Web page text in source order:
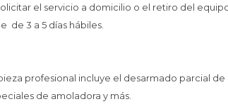
el servicio a domicilio o el retiro del
de 3 a 5 días hábiles.
profesional incluye el desarmado parcial
de amoladora y más.